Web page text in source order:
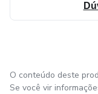
O conteúdo deste
Se você vir